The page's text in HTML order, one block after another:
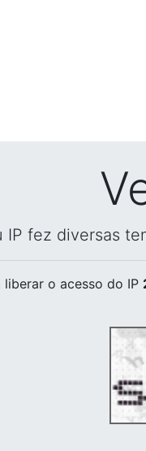
IP fez diversas
liberar o acesso do IP